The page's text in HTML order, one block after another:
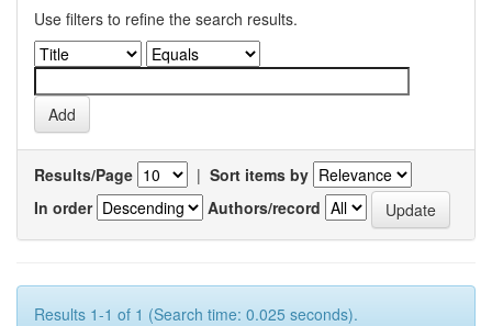
Use filters to refine the search results.
Results/Page | Sort items by
In order
Authors/record
Results 1-1 of 1 (Search time: 0.025 seconds).